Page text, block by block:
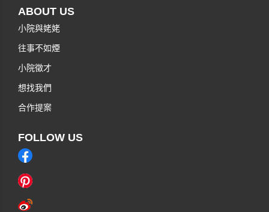
ABOUT US
小院與姥姥
往事不如煙
小院徵才
想找我們
合作提案
FOLLOW US